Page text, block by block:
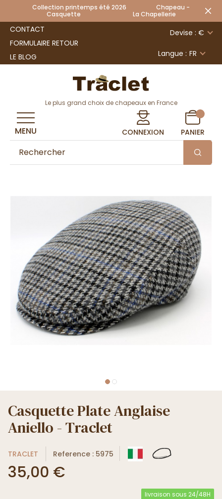
Collection printemps été 2026 Chapeau -
Casquette La Chapellerie
CONTACT
FORMULAIRE RETOUR
LE BLOG
Devise : €
Langue : FR
Le plus grand choix de chapeaux en France
CONNEXION PANIER
MENU
Casquette Plate Anglaise
Aniello - Traclet
TRACLET Reference : 5975
35,00 €
livraison sous 24/48H